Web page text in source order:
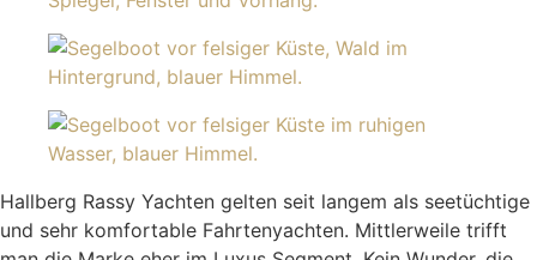
Hallberg Rassy Yachten gelten seit langem als seetüchtige
und sehr komfortable Fahrtenyachten. Mittlerweile trifft